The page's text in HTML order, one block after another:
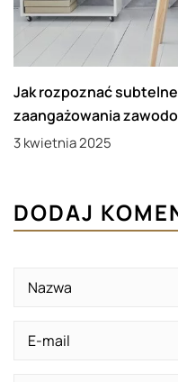
Jak rozpoznać
zaangażowania
3 kwietnia 2025
DODAJ